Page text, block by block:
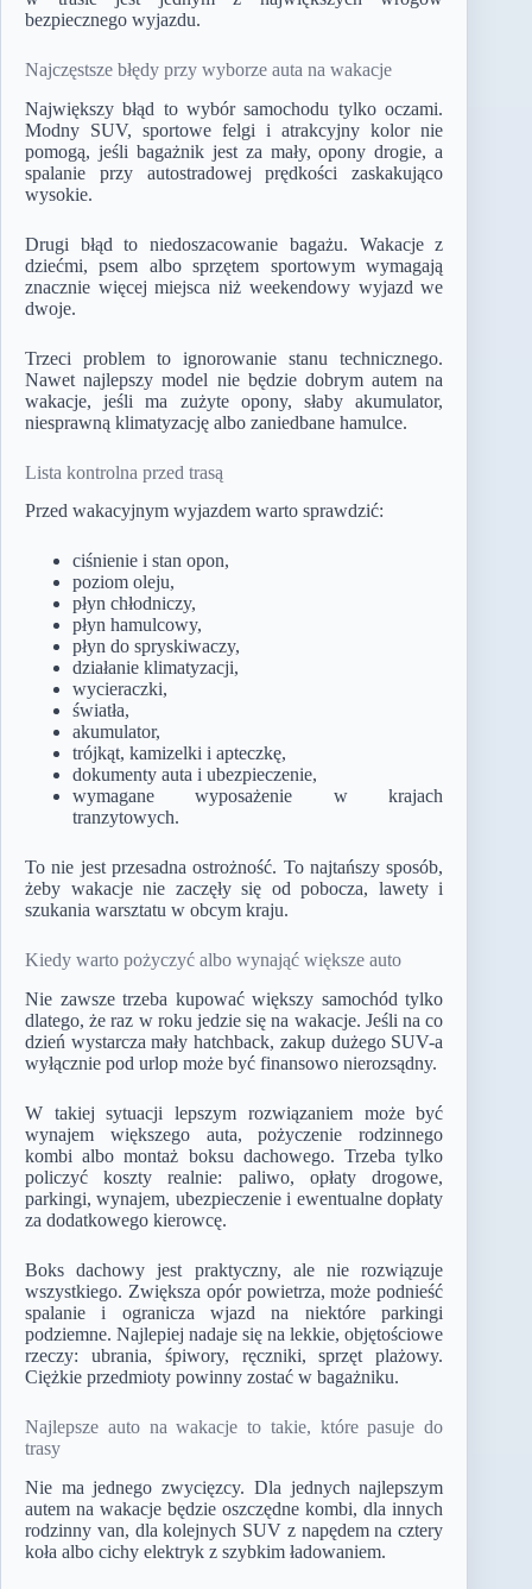
bezpiecznego wyjazdu.
Najczęstsze błędy przy wyborze auta na wakacje
Największy błąd to wybór samochodu tylko oczami.
Modny SUV, sportowe felgi i atrakcyjny kolor nie
pomogą, jeśli bagażnik jest za mały, opony drogie, a
spalanie przy autostradowej prędkości zaskakująco
wysokie.
Drugi błąd to niedoszacowanie bagażu. Wakacje z
dziećmi, psem albo sprzętem sportowym wymagają
znacznie więcej miejsca niż weekendowy wyjazd we
dwoje.
Trzeci problem to ignorowanie stanu technicznego.
Nawet najlepszy model nie będzie dobrym autem na
wakacje, jeśli ma zużyte opony, słaby akumulator,
niesprawną klimatyzację albo zaniedbane hamulce.
Lista kontrolna przed trasą
Przed wakacyjnym wyjazdem warto sprawdzić:
ciśnienie i stan opon,
poziom oleju,
płyn chłodniczy,
płyn hamulcowy,
płyn do spryskiwaczy,
działanie klimatyzacji,
wycieraczki,
światła,
akumulator,
trójkąt, kamizelki i apteczkę,
dokumenty auta i ubezpieczenie,
wymagane wyposażenie w krajach
tranzytowych.
To nie jest przesadna ostrożność. To najtańszy sposób,
żeby wakacje nie zaczęły się od pobocza, lawety i
szukania warsztatu w obcym kraju.
Kiedy warto pożyczyć albo wynająć większe auto
Nie zawsze trzeba kupować większy samochód tylko
dlatego, że raz w roku jedzie się na wakacje. Jeśli na co
dzień wystarcza mały hatchback, zakup dużego SUV-a
wyłącznie pod urlop może być finansowo nierozsądny.
W takiej sytuacji lepszym rozwiązaniem może być
wynajem większego auta, pożyczenie rodzinnego
kombi albo montaż boksu dachowego. Trzeba tylko
policzyć koszty realnie: paliwo, opłaty drogowe,
parkingi, wynajem, ubezpieczenie i ewentualne dopłaty
za dodatkowego kierowcę.
Boks dachowy jest praktyczny, ale nie rozwiązuje
wszystkiego. Zwiększa opór powietrza, może podnieść
spalanie i ogranicza wjazd na niektóre parkingi
podziemne. Najlepiej nadaje się na lekkie, objętościowe
rzeczy: ubrania, śpiwory, ręczniki, sprzęt plażowy.
Ciężkie przedmioty powinny zostać w bagażniku.
Najlepsze auto na wakacje to takie, które pasuje do
trasy
Nie ma jednego zwycięzcy. Dla jednych najlepszym
autem na wakacje będzie oszczędne kombi, dla innych
rodzinny van, dla kolejnych SUV z napędem na cztery
koła albo cichy elektryk z szybkim ładowaniem.